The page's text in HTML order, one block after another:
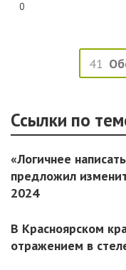
0
41
Ссылки по
«Логичнее
предложил
2024
В Красноярском
отражением в